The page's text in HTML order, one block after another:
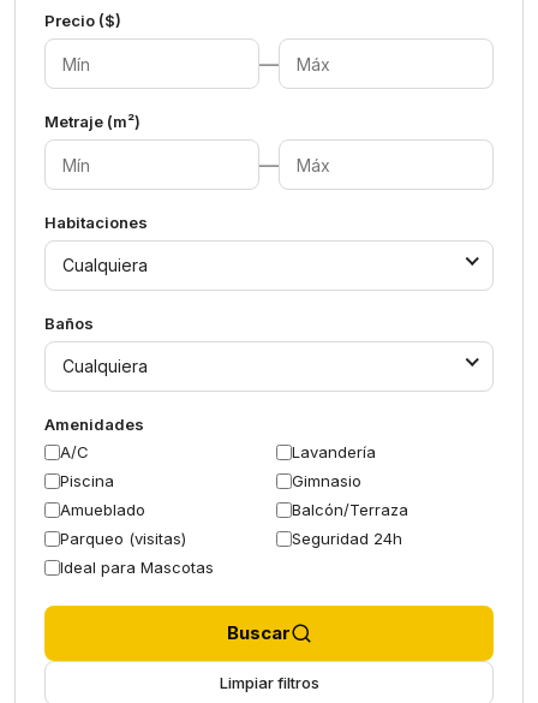
Precio ($)
—
Metraje (m²)
—
Habitaciones
Cualquiera
Baños
Cualquiera
Amenidades
A/C
Lavandería
Piscina
Gimnasio
Amueblado
Balcón/Terraza
Parqueo (visitas)
Seguridad 24h
Ideal para Mascotas
Buscar
Limpiar filtros